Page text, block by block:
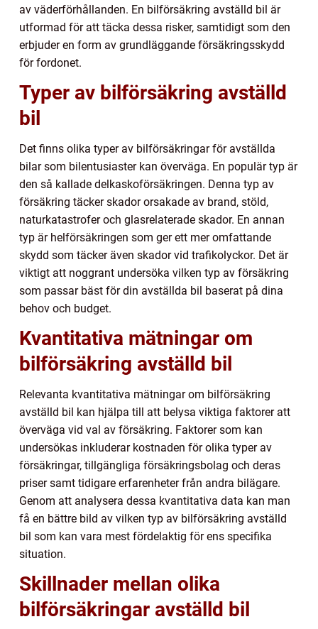
av väderförhållanden. En bilförsäkring avställd bil är
utformad för att täcka dessa risker, samtidigt som den
erbjuder en form av grundläggande försäkringsskydd
för fordonet.
Typer av bilförsäkring avställd
bil
Det finns olika typer av bilförsäkringar för avställda
bilar som bilentusiaster kan överväga. En populär typ är
den så kallade delkaskoförsäkringen. Denna typ av
försäkring täcker skador orsakade av brand, stöld,
naturkatastrofer och glasrelaterade skador. En annan
typ är helförsäkringen som ger ett mer omfattande
skydd som täcker även skador vid trafikolyckor. Det är
viktigt att noggrant undersöka vilken typ av försäkring
som passar bäst för din avställda bil baserat på dina
behov och budget.
Kvantitativa mätningar om
bilförsäkring avställd bil
Relevanta kvantitativa mätningar om bilförsäkring
avställd bil kan hjälpa till att belysa viktiga faktorer att
överväga vid val av försäkring. Faktorer som kan
undersökas inkluderar kostnaden för olika typer av
försäkringar, tillgängliga försäkringsbolag och deras
priser samt tidigare erfarenheter från andra bilägare.
Genom att analysera dessa kvantitativa data kan man
få en bättre bild av vilken typ av bilförsäkring avställd
bil som kan vara mest fördelaktig för ens specifika
situation.
Skillnader mellan olika
bilförsäkringar avställd bil